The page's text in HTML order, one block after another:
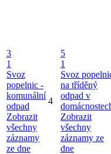
3
1
Svoz
popelnic -
komunální
odpad
Zobrazit
všechny
záznamy
ze dne
4
5
1
Svoz
na tříděný
odpad v
Zobrazit
všechny
záznamy ze
dne